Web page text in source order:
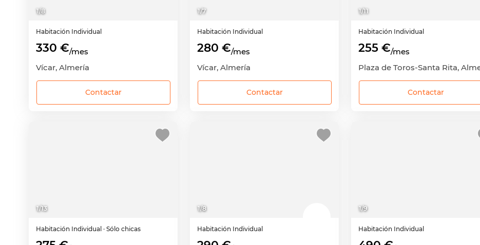
1/8
Habitación Individual
330 €/mes
Vícar, Almería
Contactar
1/7
Habitación Individual
280 €/mes
Vícar, Almería
Contactar
1/11
Habitación Individual
255 €/mes
Contactar
1/13
Habitación Individual · Sólo chicas
1/8
Habitación Individual
1/9
Habitación Individual